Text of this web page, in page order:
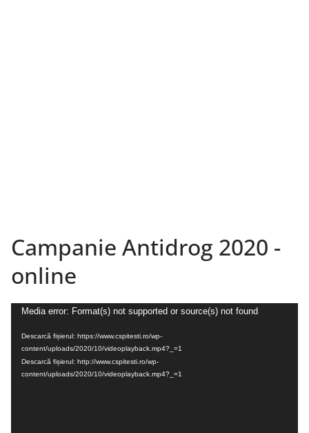
Campanie Antidrog 2020 -
online
Player
video
Media error: Format(s) not supported or source(s) not found
Descarcă fișierul: https://www.cspitesti.ro/wp-
content/uploads/2020/10/videoplayback.mp4?_=1
Descarcă fișierul: http://www.cspitesti.ro/wp-
content/uploads/2020/10/videoplayback.mp4?_=1